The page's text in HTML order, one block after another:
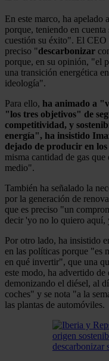
En este marco, ha apelado
porque, teniendo en
cuestión su éxito". El CEO
preciso "descarbonizar
porque, en su opinión, "el
una transición energética
ideología".
Para ello, ha animado a
"los tres objetivos" de
competitividad, y
energía", ha insistido
dejado de producir en
misma cantidad de gas
medio".
También ha señalado la
por la generación de
que es preciso "un
decir 'yo no lo quiero aquí,
Por otro lado, ha insistido
en las políticas porque "es
en qué invertir", que una
este modo, ha advertido
demonizando el diésel, al
coches" y se nota "a la
las plantas de automóviles.